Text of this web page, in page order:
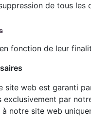
de tous les
fonction de leur
web est garanti
exclusivement par
notre site web